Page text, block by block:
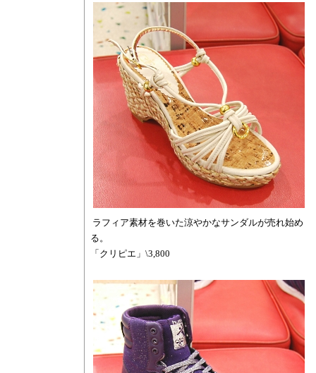
ラフィア素材を巻いた涼やかなサンダルが売れ始め
る。
「クリピエ」\3,800